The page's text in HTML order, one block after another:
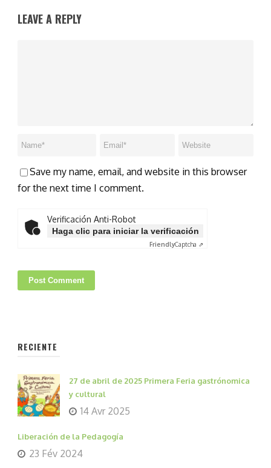
LEAVE A REPLY
Save my name, email, and website in this browser
for the next time I comment.
Verificación Anti-Robot
Haga clic para iniciar la verificación
FriendlyCaptcha ⇗
RECIENTE
27 de abril de 2025 Primera Feria gastrónomica
y cultural
14 Avr 2025
Liberación de la Pedagogía
23 Fév 2024